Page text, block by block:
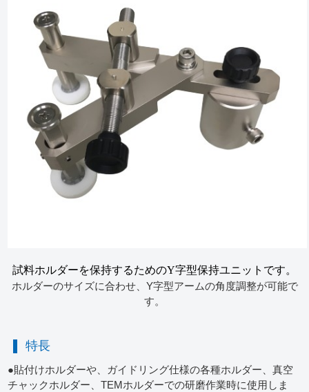
試料ホルダーを保持するためのY字型保持ユニットです。
ホルダーのサイズに合わせ、Y字型アームの角度調整が可能で
す。
特長
●貼付けホルダーや、ガイドリング仕様の各種ホルダー、真空
チャックホルダー、TEMホルダーでの研磨作業時に使用しま